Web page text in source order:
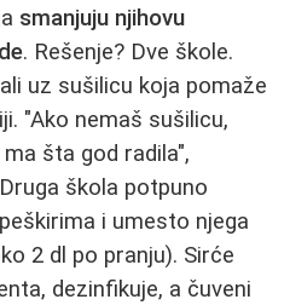
smanjuju njihovu
. Rešenje? Dve škole.
uz sušilicu koja pomaže
"Ako nemaš sušilicu,
šta god radila",
škola potpuno
i umesto njega
2 dl po pranju). Sirće
dezinfikuje, a čuveni